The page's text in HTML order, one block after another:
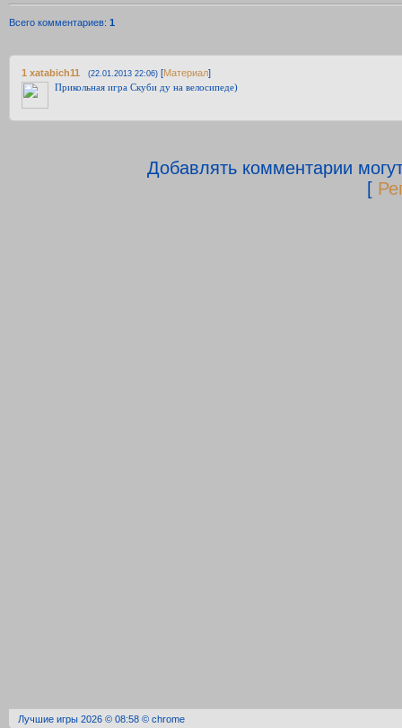
Всего комментариев: 1
1 xatabich11 (22.01.2013 22:06) [Материал]
Прикольная игра Скуби ду на велосипеде)
Добавлять комментарии
[
Лучшие игры 2026 © 08:58 © chrome